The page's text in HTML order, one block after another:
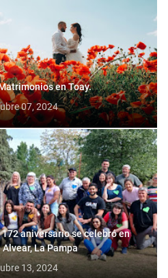
en Toay.
07, 2024
aniversario se celebró en
La Pampa
13, 2024